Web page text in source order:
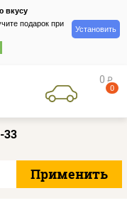
вкусу
подарок при
Установить
0 руб
0
33